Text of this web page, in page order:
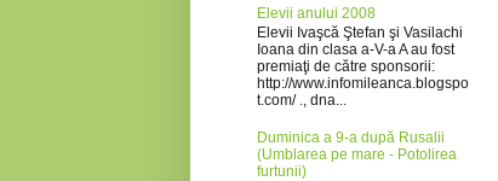
Elevii anului 2008
Elevii Ivaşcă Ştefan şi Vasilachi
Ioana din clasa a-V-a A au fost
premiaţi de către sponsorii:
http://www.infomileanca.blogspo
t.com/ ., dna...
Duminica a 9-a după Rusalii
(Umblarea pe mare - Potolirea
furtunii)